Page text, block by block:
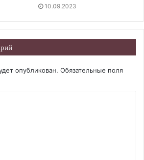
10.09.2023
опубликован. Обязательные поля